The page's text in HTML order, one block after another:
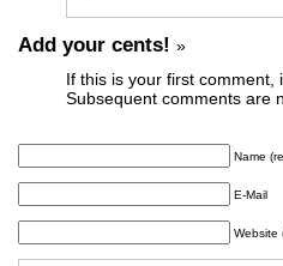
Add your cents! »
If this is your first comment,
Subsequent comments are
Name
E-Mail
Website